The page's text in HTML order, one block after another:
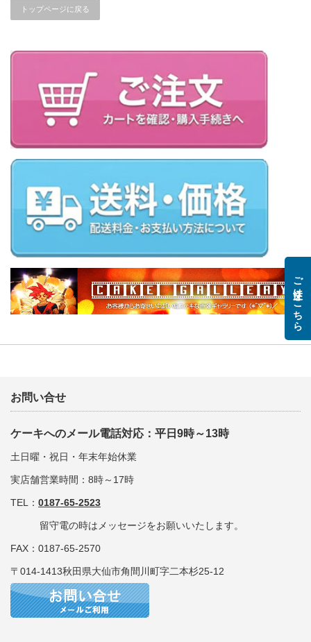
トップページに戻る
お問い合せ
ケーキへのメール電話対応：平日9時～13時
土日曜・祝日・年末年始休業
実店舗営業時間：8時～17時
TEL： 0187-65-2523
留守電の時はメッセージをお願いいたします。
FAX：0187-65-2570
〒014-1413秋田県大仙市角間川町字二本杉25-12
ご注文はこちら